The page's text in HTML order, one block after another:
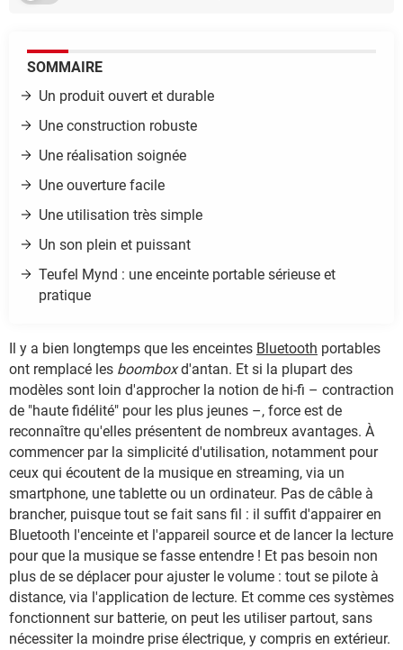
SOMMAIRE
Un produit ouvert et durable
Une construction robuste
Une réalisation soignée
Une ouverture facile
Une utilisation très simple
Un son plein et puissant
Teufel Mynd : une enceinte portable sérieuse et
pratique
Il y a bien longtemps que les enceintes Bluetooth portables
ont remplacé les boomboxd'antan. Et si la plupart des
modèles sont loin d'approcher la notion de hi-fi – contraction
de "haute fidélité" pour les plus jeunes –, force est de
reconnaître qu'elles présentent de nombreux avantages. À
commencer par la simplicité d'utilisation, notamment pour
ceux qui écoutent de la musique en streaming, via un
smartphone, une tablette ou un ordinateur. Pas de câble à
brancher, puisque tout se fait sans fil : il suffit d'appairer en
Bluetooth l'enceinte et l'appareil source et de lancer la lecture
pour que la musique se fasse entendre ! Et pas besoin non
plus de se déplacer pour ajuster le volume : tout se pilote à
distance, via l'application de lecture. Et comme ces systèmes
fonctionnent sur batterie, on peut les utiliser partout, sans
nécessiter la moindre prise électrique, y compris en extérieur.